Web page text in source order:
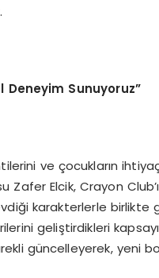
Deneyim Sunuyoruz”
ve çocukların
Zafer Elcik, Crayon
karakterlerle birlikte
geliştirdikleri
güncelleyerek,